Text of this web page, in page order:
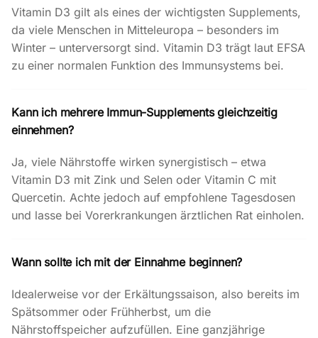
Vitamin D3 gilt als eines der wichtigsten Supplements,
da viele Menschen in Mitteleuropa – besonders im
Winter – unterversorgt sind. Vitamin D3 trägt laut EFSA
zu einer normalen Funktion des Immunsystems bei.
Kann ich mehrere Immun-Supplements gleichzeitig
einnehmen?
Ja, viele Nährstoffe wirken synergistisch – etwa
Vitamin D3 mit Zink und Selen oder Vitamin C mit
Quercetin. Achte jedoch auf empfohlene Tagesdosen
und lasse bei Vorerkrankungen ärztlichen Rat einholen.
Wann sollte ich mit der Einnahme beginnen?
Idealerweise vor der Erkältungssaison, also bereits im
Spätsommer oder Frühherbst, um die
Nährstoffspeicher aufzufüllen. Eine ganzjährige